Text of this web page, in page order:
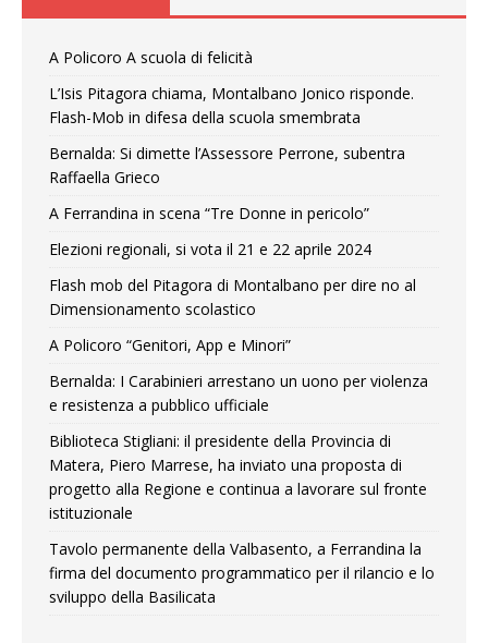
A Policoro A scuola di felicità
L’Isis Pitagora chiama, Montalbano Jonico risponde.
Flash-Mob in difesa della scuola smembrata
Bernalda: Si dimette l’Assessore Perrone, subentra
Raffaella Grieco
A Ferrandina in scena “Tre Donne in pericolo”
Elezioni regionali, si vota il 21 e 22 aprile 2024
Flash mob del Pitagora di Montalbano per dire no al
Dimensionamento scolastico
A Policoro “Genitori, App e Minori”
Bernalda: I Carabinieri arrestano un uono per violenza
e resistenza a pubblico ufficiale
Biblioteca Stigliani: il presidente della Provincia di
Matera, Piero Marrese, ha inviato una proposta di
progetto alla Regione e continua a lavorare sul fronte
istituzionale
Tavolo permanente della Valbasento, a Ferrandina la
firma del documento programmatico per il rilancio e lo
sviluppo della Basilicata